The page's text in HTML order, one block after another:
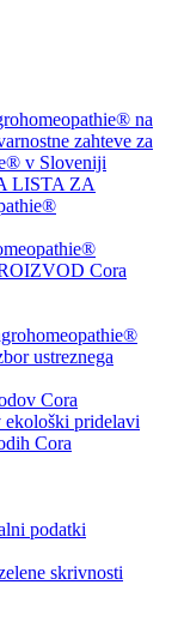
na
zahteve za
v Sloveniji
LISTA ZA
Cora
ustreznega
Cora
ekološki pridelavi
Cora
podatki
skrivnosti